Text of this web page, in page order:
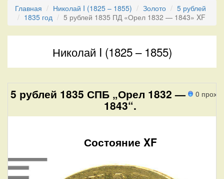
Главная Николай I (1825 – 1855) Золото
5 рублей
1835 год
5 рублей 1835 ПД «Орел 1832 — 1843» XF
Николай I (1825 – 1855)
0
5 рублей 1835 СПБ „Орел 1832 —
1843“.
Состояние XF